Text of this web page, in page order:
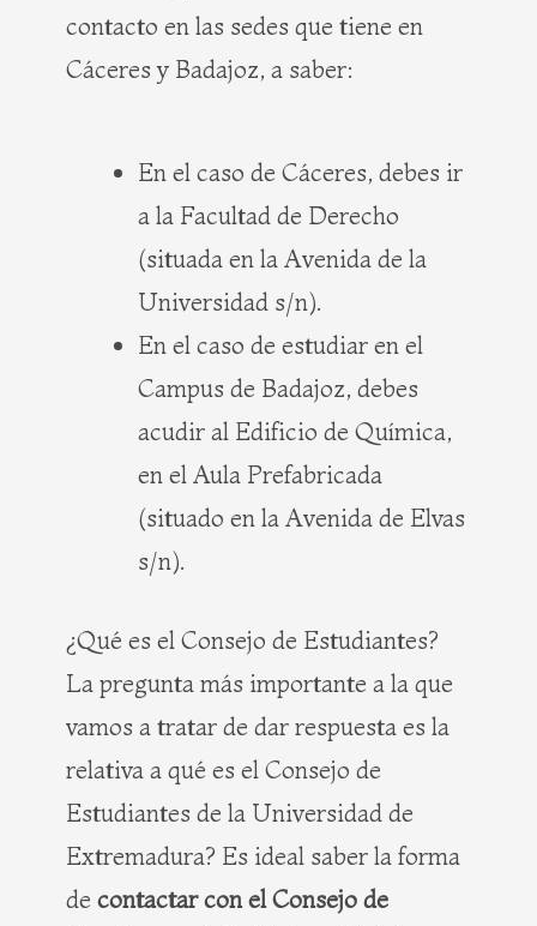
contacto en las sedes que tiene en
Cáceres y Badajoz, a saber:
En el caso de Cáceres, debes ir
a la Facultad de Derecho
(situada en la Avenida de la
Universidad s/n).
En el caso de estudiar en el
Campus de Badajoz, debes
acudir al Edificio de Química,
en el Aula Prefabricada
(situado en la Avenida de Elvas
s/n).
¿Qué es el Consejo de Estudiantes?
La pregunta más importante a la que
vamos a tratar de dar respuesta es la
relativa a qué es el Consejo de
Estudiantes de la Universidad de
Extremadura? Es ideal saber la forma
de contactar con el Consejo de